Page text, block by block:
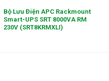
Bộ Lưu Điện APC Rackmount
Smart-UPS SRT 8000VA RM
230V (SRT8KRMXLI)